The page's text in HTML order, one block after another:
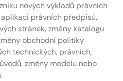
nových výkladů právních
právních předpisů,
stránek, změny katalogu
obchodní politiky
technických, právních,
změny modelu nebo